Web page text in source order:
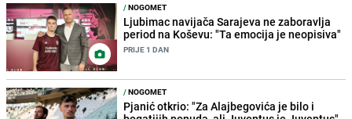
/NOGOMET
Ljubimac navijača Sarajeva ne zaboravlja
period na Koševu: "Ta emocija je neopisiva"
PRIJE 1 DAN
/NOGOMET
Pjanić otkrio: "Za Alajbegovića je bilo i